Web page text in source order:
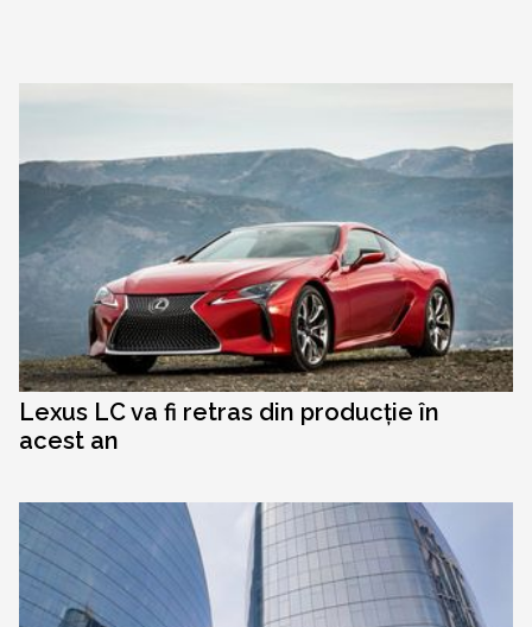
Lexus LC va fi retras din producție în
acest an